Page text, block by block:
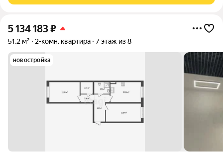
5 134 183₽
51,2 м² 2-комн. квартира 7 этаж из 8
новостройка